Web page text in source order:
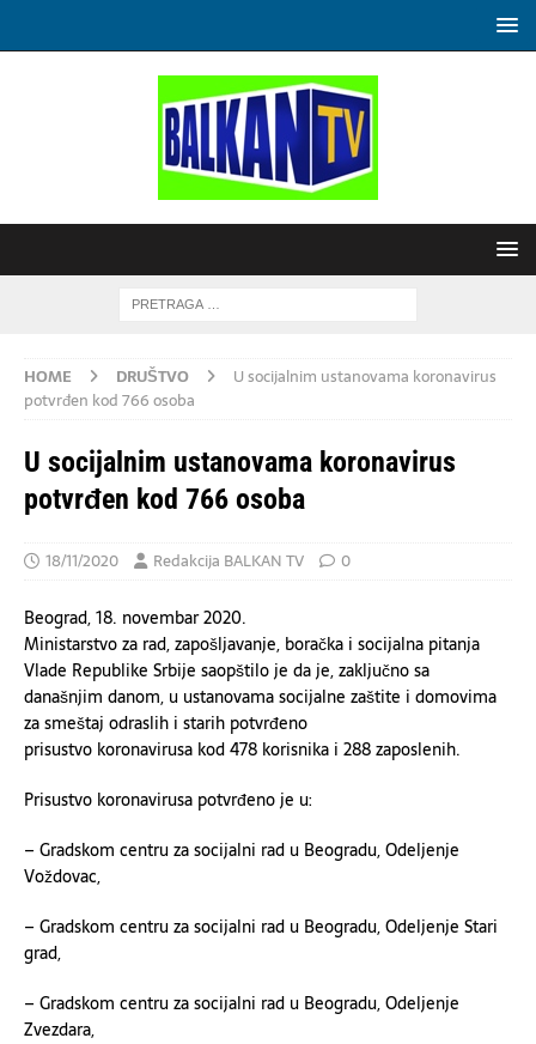
HOME DRUŠTVO
U socijalnim ustanovama koronavirus
potvrđen kod 766 osoba
U socijalnim ustanovama koronavirus
potvrđen kod 766 osoba
18/11/2020 Redakcija BALKAN TV 0
Beograd, 18. novembar 2020.
Ministarstvo za rad, zapošljavanje, boračka i socijalna pitanja
Vlade Republike Srbije saopštilo je da je, zaključno sa
današnjim danom, u ustanovama socijalne zaštite i domovima
za smeštaj odraslih i starih potvrđeno
prisustvo koronavirusa kod 478 korisnika i 288 zaposlenih.
Prisustvo koronavirusa potvrđeno je u:
– Gradskom centru za socijalni rad u Beogradu, Odeljenje
Voždovac,
– Gradskom centru za socijalni rad u Beogradu, Odeljenje Stari
grad,
– Gradskom centru za socijalni rad u Beogradu, Odeljenje
Zvezdara,